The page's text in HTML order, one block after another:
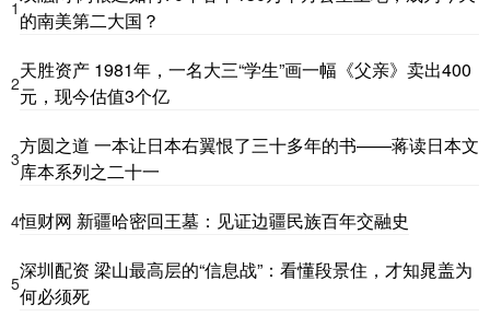
1 的南美第二大国？
2
天胜资产 1981年，一名大三“学生”画一幅《父亲》卖出400
元，现今估值3个亿
3
方圆之道 一本让日本右翼恨了三十多年的书——蒋读日本文
库本系列之二十一
4恒财网 新疆哈密回王墓：见证边疆民族百年交融史
5
深圳配资 梁山最高层的“信息战”：看懂段景住，才知晁盖为
何必须死